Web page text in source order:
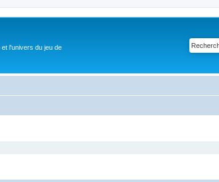
l'univers du jeu de